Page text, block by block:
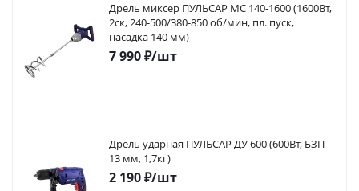
Дрель миксер ПУЛЬСАР МС 140-1600 (1600Вт,
2ск, 240-500/380-850 об/мин, пл. пуск,
насадка 140 мм)
7 990₽/шт
Дрель ударная ПУЛЬСАР ДУ 600 (600Вт, БЗП
13 мм, 1,7кг)
2 190₽/шт